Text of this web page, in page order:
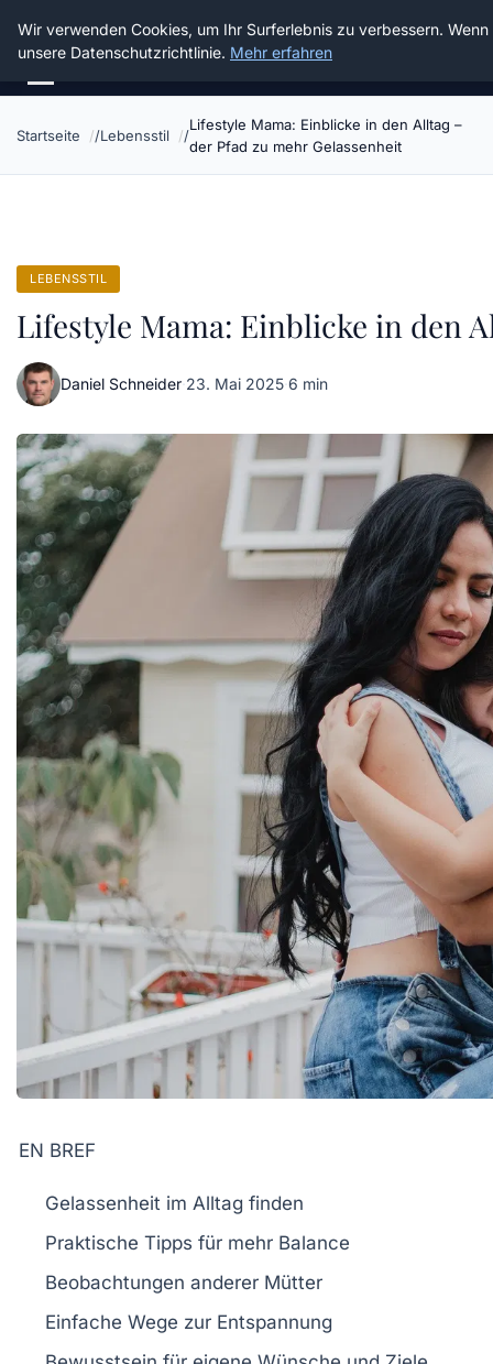
Die Schnitter
Startseite Lebensstil
Lifestyle Mama: Einblicke in den Alltag –
der Pfad zu mehr Gelassenheit
LEBENSSTIL
Lifestyle Mama: Einblicke in den
Daniel Schneider·23. Mai 2025·6 min
EN BREF
Gelassenheit im Alltag finden
Praktische Tipps für mehr Balance
Beobachtungen anderer Mütter
Einfache Wege zur Entspannung
Wir verwenden Cookies, um Ihr Surferlebnis zu verbessern.
unsere Datenschutzrichtlinie. Mehr erfahren